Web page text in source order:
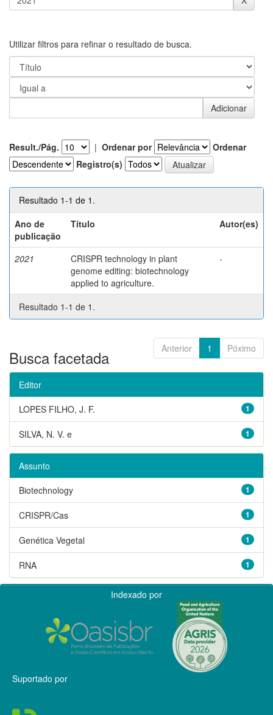
Utilizar filtros para refinar o resultado de busca.
Result./Pág. | Ordenar por
Ordenar
Registro(s)
Resultado 1-1 de 1.
Ano de
publicação
Título Autor(es)
2021
CRISPR technology in plant
genome editing: biotechnology
applied to agriculture.
-
Resultado 1-1 de 1.
Anterior 1 Póximo
Busca facetada
Editor
1
LOPES FILHO, J. F.
1
SILVA, N. V. e
Assunto
1
Biotechnology
1
CRISPR/Cas
1
Genética Vegetal
1
RNA
Indexado por
Suportado por